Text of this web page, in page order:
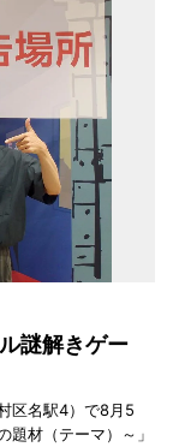
謎解きゲー
区名駅4）で8月5
題材（テーマ）～」